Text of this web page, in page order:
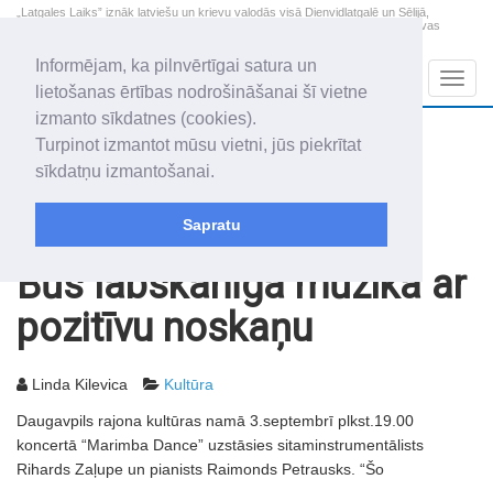
Informējam, ka pilnvērtīgai satura un
lietošanas ērtības nodrošināšanai šī vietne
izmanto sīkdatnes (cookies).
Turpinot izmantot mūsu vietni, jūs piekrītat
sīkdatņu izmantošanai.
Sapratu
„Latgales Laiks” iznāk latviešu un krievu valodās visā Dienvidlatgalē un Sēlijā,
„Latgales Laiks” latviešu valodā aptver Daugavpils valstspilsētu, Augšdaugavas
2026. gada 8. augusts
Sestdiena
Mudīte, Vladislava, Vladislavs
+18.8
Būs labskanīga mūzika ar
pozitīvu noskaņu
Linda Kilevica Kultūra
Daugavpils rajona kultūras namā 3.septembrī plkst.19.00
koncertā “Marimba Dance” uzstāsies sitaminstrumentālists
Rihards Zaļupe un pianists Raimonds Petrausks. “Šo